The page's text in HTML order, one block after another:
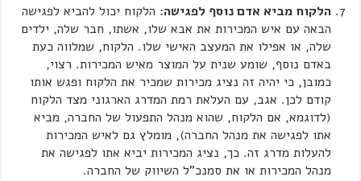
הלקוח מביא אדם נוסף לפגישה: הלקוח יכול להביא לפגישה
הבאה עם איש המכירות את אבא שלו, אשתו, חבר שלה, ילדים
שלה, או אפילו את המעצב האישי שלו. הלקוח, שמלווה כעת
באדם נוסף, שומע שנית על המוצר מאיש המכירות. רצוי,
כמובן, כי יהיה זה נציג מכירות שמכיר את הלקוח ופגש אותו
קודם לכן. אגב, עם העלאת רמת המדרג הארגוני מצד הלקוח
(לדוגמא, אם הלקוח, שהוא מנהל התפעול של החברה, מביא
אתו לפגישה את מנהל החברה), מומלץ גם לאיש המכירות
להעלות מדרג זה. כך, נציג המכירות יביא אתו לפגישה את
מנהל המכירות או את סמנכ"ל השיווק של החברה.